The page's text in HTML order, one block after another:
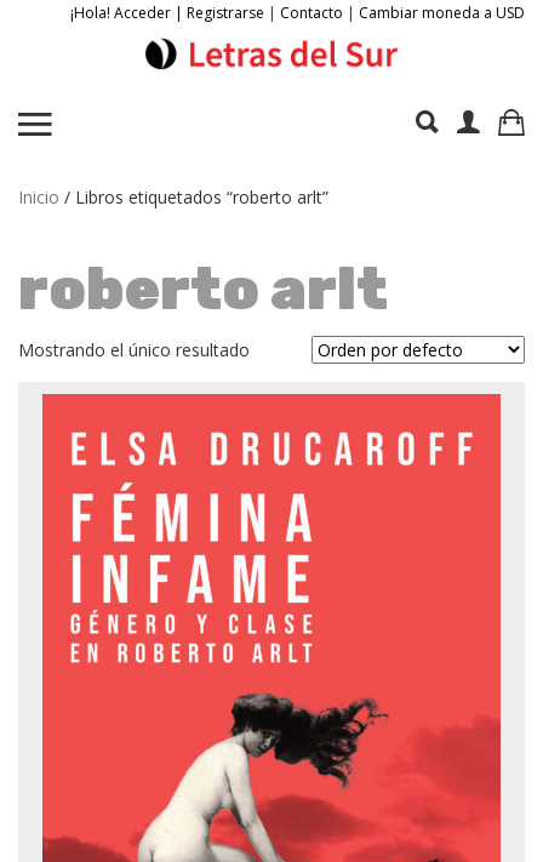
¡Hola! Acceder | Registrarse | Contacto | Cambiar moneda a USD
Inicio / Libros etiquetados “roberto arlt”
roberto arlt
Mostrando el único resultado